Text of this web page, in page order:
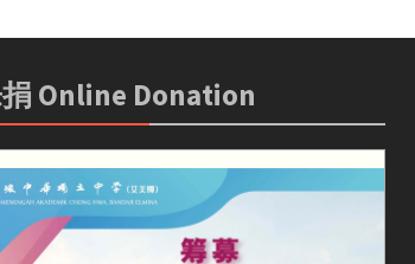
Online Donation